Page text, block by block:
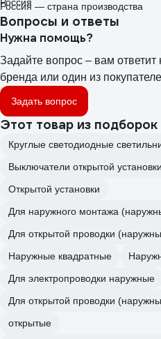
Россия — страна производства
Вопросы и ответы
Нужна помощь?
Задайте вопрос – вам ответит
бренда или один из
Задать вопрос
Этот товар из подборок
Круглые светодиодные
Выключатели открытой
Открытой установки
Наружные квадратные
Для электропроводки наружные
открытые